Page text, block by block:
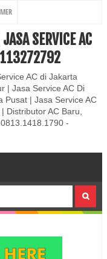
SERVICE AC
AC di Jakarta
| Jasa Service AC Di
Pusat | Jasa Service AC
Distributor AC Baru,
-